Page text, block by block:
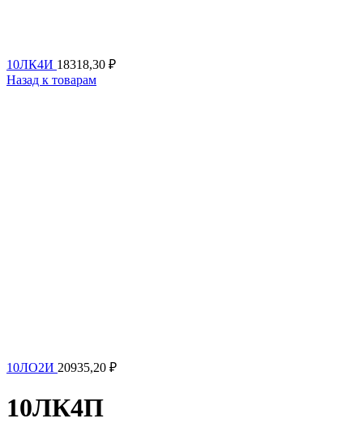
10ЛК4И 18318,30 ₽
Назад к товарам
10ЛО2И 20935,20 ₽
10ЛК4П